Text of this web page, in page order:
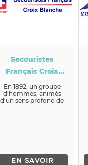
Secouristes
Français Croix
Blanche de
Villeurbanne
En 1892, un groupe
d’hommes, animés
d’un sens profond de
EN SAVOIR